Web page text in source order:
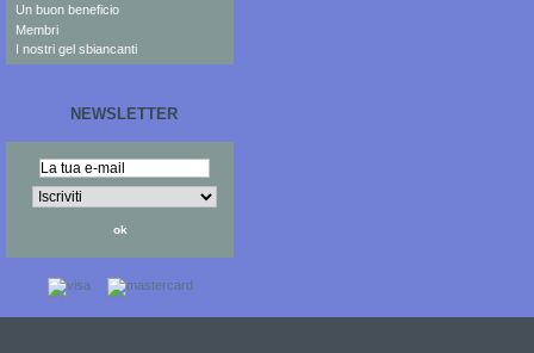
Un buon beneficio
Membri
I nostri gel sbiancanti
NEWSLETTER